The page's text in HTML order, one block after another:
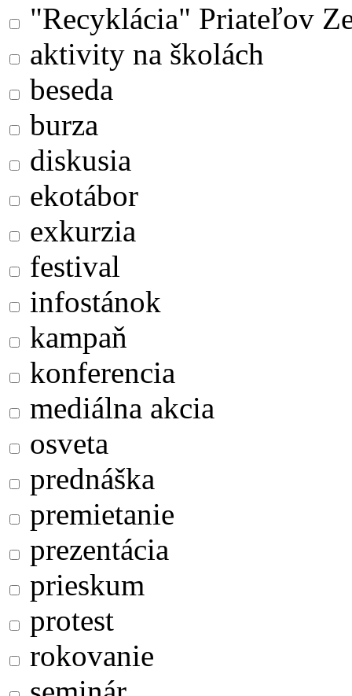
"Recyklácia" Priateľov
aktivity na školách
beseda
burza
diskusia
ekotábor
exkurzia
festival
infostánok
kampaň
konferencia
mediálna akcia
osveta
prednáška
premietanie
prezentácia
prieskum
protest
rokovanie